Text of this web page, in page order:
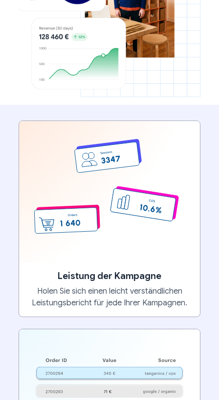
Leistung der Kampagne
Holen Sie sich einen leicht verständlichen
Leistungsbericht für jede Ihrer Kampagnen.